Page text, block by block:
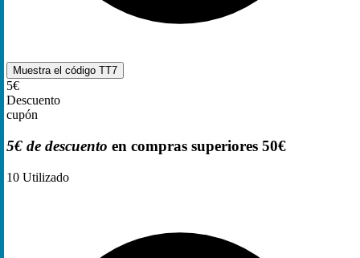
Muestra el código TT7
5€
Descuento
cupón
5€ de descuento en compras superiores 50€
10 Utilizado